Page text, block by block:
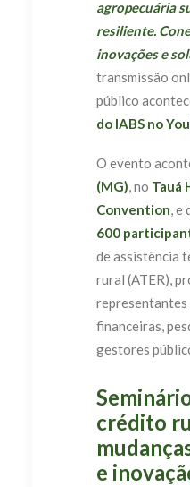
agropecuária
resiliente.
inovações e
transmissão
público
do IABS no
O evento
(MG), no Tauá
Convention, e
600
de assistência
rural (ATER),
financeiras,
gestores
crédito
e